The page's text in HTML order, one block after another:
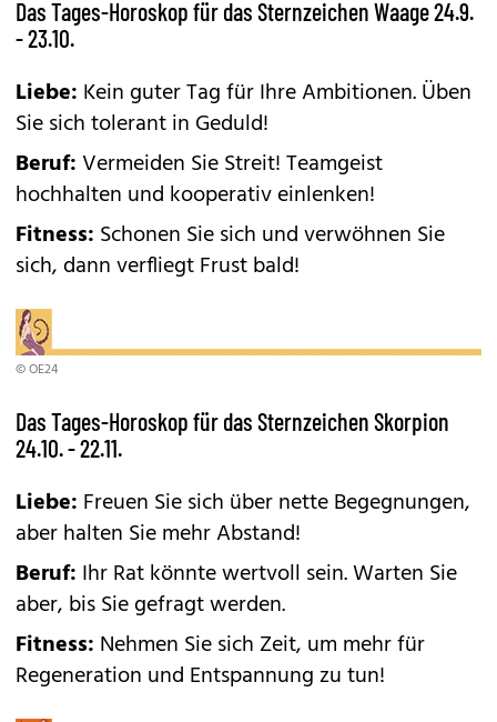
Das Tages-Horoskop für das Sternzeichen Waage 24.9.
- 23.10.
Liebe: Kein guter Tag für Ihre Ambitionen. Üben
Sie sich tolerant in Geduld!
Beruf:Vermeiden Sie Streit! Teamgeist
hochhalten und kooperativ einlenken!
Fitness: Schonen Sie sich und verwöhnen Sie
sich, dann verfliegt Frust bald!
© OE24
Das Tages-Horoskop für das Sternzeichen Skorpion
24.10. - 22.11.
Liebe: Freuen Sie sich über nette Begegnungen,
aber halten Sie mehr Abstand!
Beruf: Ihr Rat könnte wertvoll sein. Warten Sie
aber, bis Sie gefragt werden.
Fitness: Nehmen Sie sich Zeit, um mehr für
Regeneration und Entspannung zu tun!